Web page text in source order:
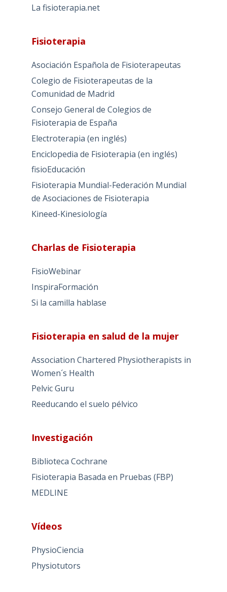
La fisioterapia.net
Fisioterapia
Asociación Española de Fisioterapeutas
Colegio de Fisioterapeutas de la
Comunidad de Madrid
Consejo General de Colegios de
Fisioterapia de España
Electroterapia (en inglés)
Enciclopedia de Fisioterapia (en inglés)
fisioEducación
Fisioterapia Mundial-Federación Mundial
de Asociaciones de Fisioterapia
Kineed-Kinesiología
Charlas de Fisioterapia
FisioWebinar
InspiraFormación
Si la camilla hablase
Fisioterapia en salud de la mujer
Association Chartered Physiotherapists in
Women´s Health
Pelvic Guru
Reeducando el suelo pélvico
Investigación
Biblioteca Cochrane
Fisioterapia Basada en Pruebas (FBP)
MEDLINE
Vídeos
PhysioCiencia
Physiotutors